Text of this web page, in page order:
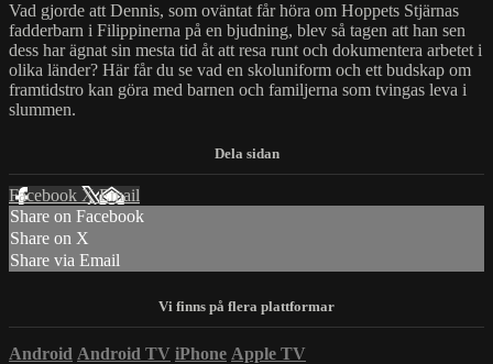
Vad gjorde att Dennis, som oväntat får höra om Hoppets Stjärnas
fadderbarn i Filippinerna på en bjudning, blev så tagen att han sen
dess har ägnat sin mesta tid åt att resa runt och dokumentera arbetet i
olika länder? Här får du se vad en skoluniform och ett budskap om
framtidstro kan göra med barnen och familjerna som tvingas leva i
slummen.
Facebook XEmail
Share on Facebook
Share on X
Share via Email
Android Android TV iPhone Apple TV